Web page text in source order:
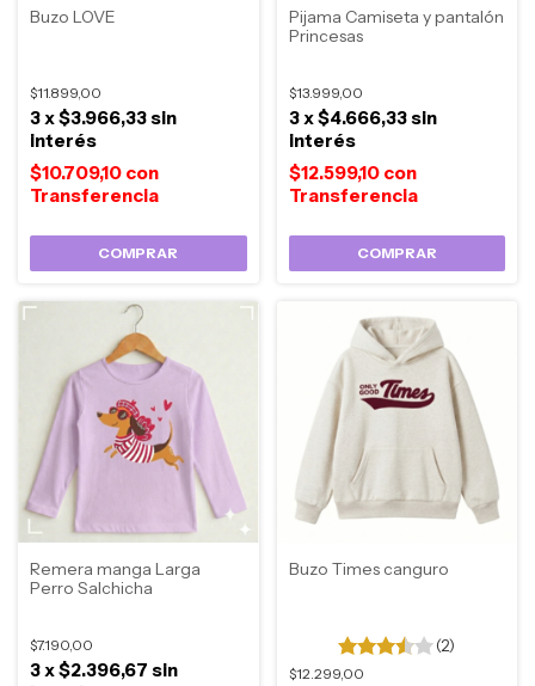
Buzo LOVE
$11.899,00
$10.709,10 con
3x$3.966,33sin
interés
COMPRAR
Pijama Camiseta y pantalón
Princesas
$13.999,00
$12.599,10 con
3x$4.666,33sin
interés
COMPRAR
Remera manga Larga
Perro Salchicha
$7.190,00
3 x$2.396,67 sin
Buzo Times canguro
(2)
$12.299,00